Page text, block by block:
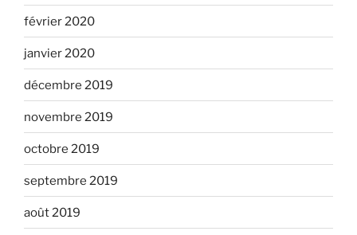
février 2020
janvier 2020
décembre 2019
novembre 2019
octobre 2019
septembre 2019
août 2019